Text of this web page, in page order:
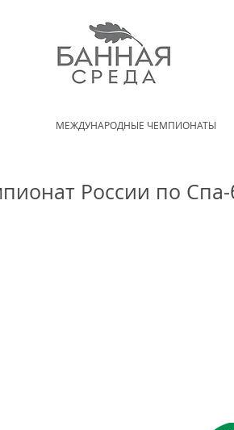
МЕЖДУНАРОДНЫЕ ЧЕМПИОНАТЫ
России по Спа-